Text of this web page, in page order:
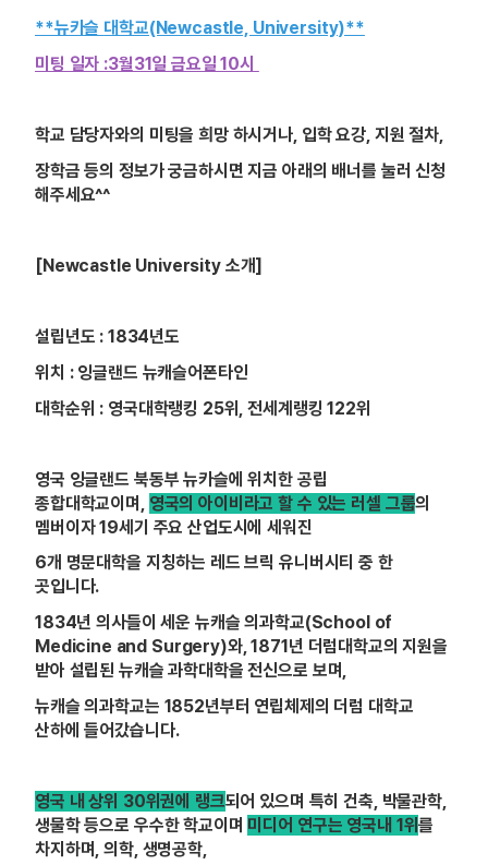
**뉴카슬 대학교(Newcastle, University)**
미팅 일자 :3월31일 금요일 10시
학교 담당자와의 미팅을 희망 하시거나, 입학 요강, 지원 절차,
장학금 등의 정보가 궁금하시면 지금 아래의 배너를 눌러 신청
해주세요^^
[Newcastle University 소개]
설립년도 : 1834년도
위치 : 잉글랜드 뉴캐슬어폰타인
대학순위 : 영국대학랭킹 25위, 전세계랭킹 122위
영국 잉글랜드 북동부 뉴카슬에 위치한 공립
종합대학교이며, 영국의 아이비라고 할 수 있는 러셀 그룹의
멤버이자 19세기 주요 산업도시에 세워진
6개 명문대학을 지칭하는 레드 브릭 유니버시티 중 한
곳입니다.
1834년 의사들이 세운 뉴캐슬 의과학교(School of
Medicine and Surgery)와, 1871년 더럼대학교의 지원을
받아 설립된 뉴캐슬 과학대학을 전신으로 보며,
뉴캐슬 의과학교는 1852년부터 연립체제의 더럼 대학교
산하에 들어갔습니다.
영국 내 상위 30위권에 랭크되어 있으며 특히 건축, 박물관학,
생물학 등으로 우수한 학교이며 미디어 연구는 영국내 1위를
차지하며, 의학, 생명공학,